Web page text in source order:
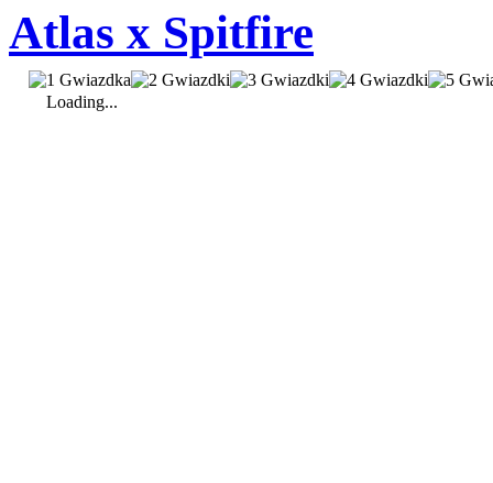
Atlas x Spitfire
Loading...